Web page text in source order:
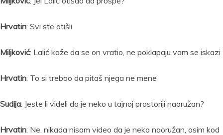
Hrvatin: Svi ste otišli
Miljković: Lalić kaže da se on vratio, ne poklapaju vam se iskazi
Hrvatin: To si trebao da pitaš njega ne mene
Sudija: Jeste li videli da je neko u tajnoj prostoriji naoružan?
Hrvatin: Ne, nikada nisam video da je neko naoružan, osim kod